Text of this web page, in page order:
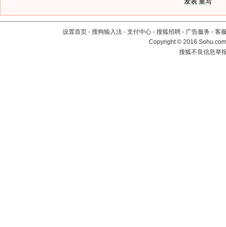
设置首页 - 搜狗输入法 - 支付中心 - 搜狐招聘 - 广告服务 - 客
Copyright©2016
搜狐不良信息举